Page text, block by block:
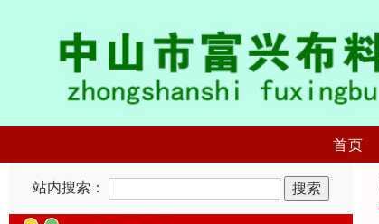
首页
站内搜索：